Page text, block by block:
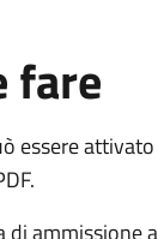
fare
essere
di ammissione